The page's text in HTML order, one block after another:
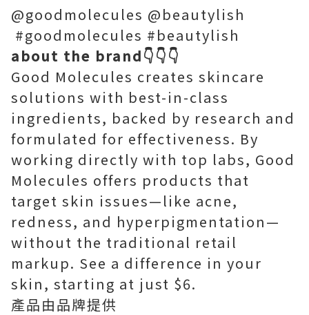
@goodmolecules @beautylish
#goodmolecules #beautylish
about the brand👇👇👇
Good Molecules creates skincare
solutions with best-in-class
ingredients, backed by research and
formulated for effectiveness. By
working directly with top labs, Good
Molecules offers products that
target skin issues—like acne,
redness, and hyperpigmentation—
without the traditional retail
markup. See a difference in your
skin, starting at just $6.
產品由品牌提供